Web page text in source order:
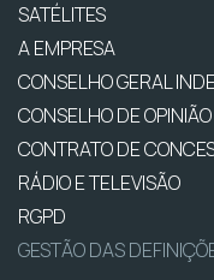
SATÉLITES
A EMPRESA
CONSELHO GERAL
CONSELHO DE OPINIÃO
CONTRATO DE
RÁDIO E TELEVISÃO
RGPD
GESTÃO DAS